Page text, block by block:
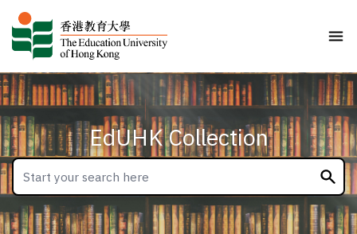
EdUHK Collection